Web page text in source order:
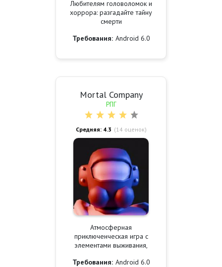
Любителям головоломок и
хоррора: разгадайте тайну
смерти
Требования: Android 6.0
Mortal Company
РПГ
Средняя: 4.3 (14оценок)
Атмосферная
приключенческая игра с
элементами выживания,
Требования: Android 6.0